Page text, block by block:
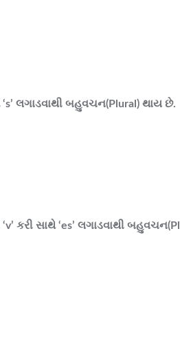
લગાડવાથી બહુવચન(Plural) થાય છે.
કરી સાથે ‘es’ લગાડવાથી બહુવચન